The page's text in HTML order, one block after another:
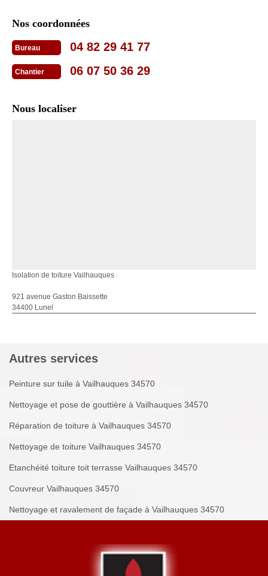
Nos coordonnées
Bureau 04 82 29 41 77
Chantier 06 07 50 36 29
Nous localiser
Isolation de toiture Vailhauques
921 avenue Gaston Baissette
34400 Lunel
Autres services
Peinture sur tuile à Vailhauques 34570
Nettoyage et pose de gouttière à Vailhauques 34570
Réparation de toiture à Vailhauques 34570
Nettoyage de toiture Vailhauques 34570
Etanchéité toiture toit terrasse Vailhauques 34570
Couvreur Vailhauques 34570
Nettoyage et ravalement de façade à Vailhauques 34570